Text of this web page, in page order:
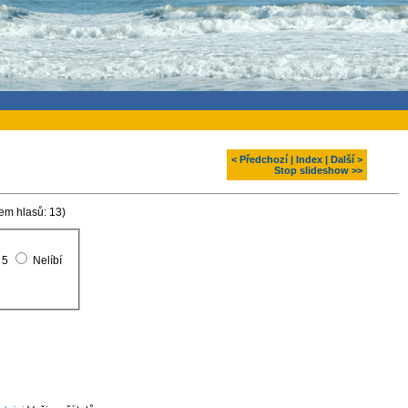
< Předchozí Index
Další >
Stop slideshow >>
hlasů: 13)
5 Nelíbí